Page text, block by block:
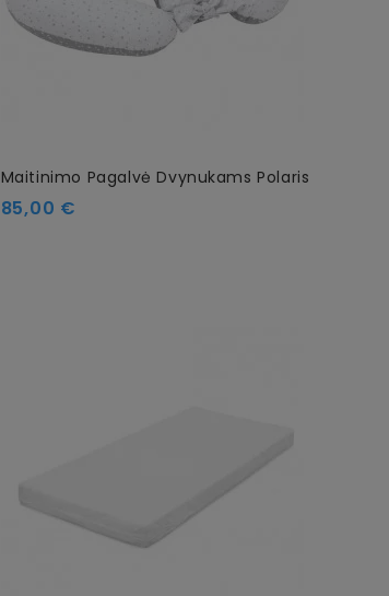
Maitinimo Pagalvė Dvynukams Polaris
85,00 €